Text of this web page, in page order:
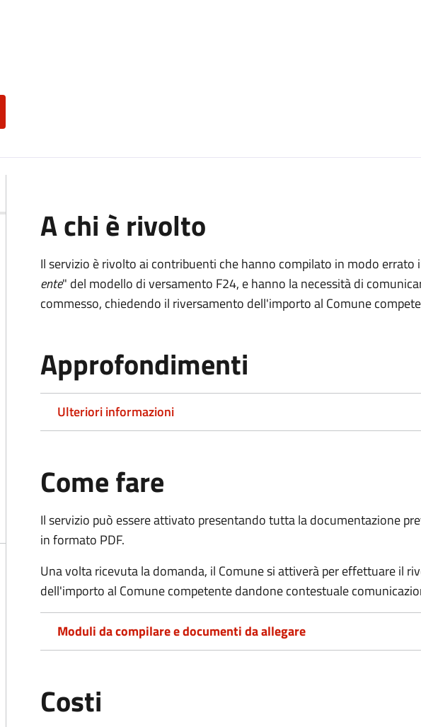
A chi è rivolto
Il servizio è rivolto ai contribuenti che hanno compilato in modo errato
ente" del modello di versamento F24, e hanno la necessità di
commesso, chiedendo il riversamento dell'importo al Comune
Approfondimenti
Ulteriori informazioni
Come fare
Il servizio può essere attivato presentando tutta la documentazione
in formato PDF.
Una volta ricevuta la domanda, il Comune si attiverà per effettuare il
dell'importo al Comune competente dandone contestuale
Moduli da compilare e documenti da allegare
Costi